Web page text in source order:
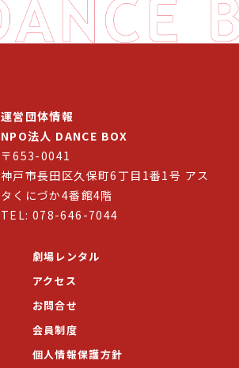
運営団体情報
NPO法人 DANCE BOX
〒653-0041
神戸市長田区久保町6丁目1番1号 アス
タくにづか4番館4階
TEL: 078-646-7044
劇場レンタル
アクセス
お問合せ
会員制度
個人情報保護方針